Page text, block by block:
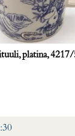
platina, 4217/